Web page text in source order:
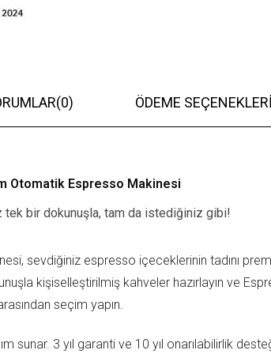
(0) ÖDEME SEÇENEKLERI
Otomatik Espresso Makinesi
bir dokunuşla, tam da istediğiniz gibi!
sevdiğiniz espresso içeceklerinin tadını
kişiselleştirilmiş kahveler hazırlayın ve
seçim yapın.
sunar. 3 yıl garanti ve 10 yıl onarılabilirlik